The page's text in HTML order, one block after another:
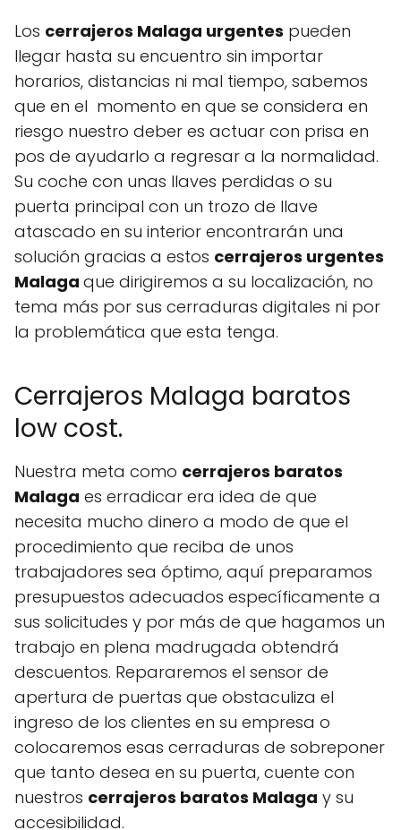
Los cerrajeros Malaga urgentes pueden
llegar hasta su encuentro sin importar
horarios, distancias ni mal tiempo, sabemos
que en el momento en que se considera en
riesgo nuestro deber es actuar con prisa en
pos de ayudarlo a regresar a la normalidad.
Su coche con unas llaves perdidas o su
puerta principal con un trozo de llave
atascado en su interior encontrarán una
solución gracias a estos cerrajeros urgentes
Malaga que dirigiremos a su localización, no
tema más por sus cerraduras digitales ni por
la problemática que esta tenga.
Cerrajeros Malaga baratos
low cost.
Nuestra meta como cerrajeros baratos
Malaga es erradicar era idea de que
necesita mucho dinero a modo de que el
procedimiento que reciba de unos
trabajadores sea óptimo, aquí preparamos
presupuestos adecuados específicamente a
sus solicitudes y por más de que hagamos un
trabajo en plena madrugada obtendrá
descuentos. Repararemos el sensor de
apertura de puertas que obstaculiza el
ingreso de los clientes en su empresa o
colocaremos esas cerraduras de sobreponer
que tanto desea en su puerta, cuente con
nuestros cerrajeros baratos Malaga y su
accesibilidad.